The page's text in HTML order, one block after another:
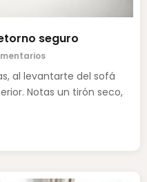
seguro
al levantarte del sofá
Notas un tirón seco,